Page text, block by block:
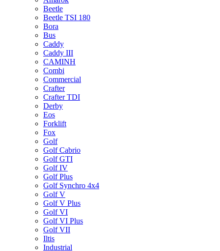
Beetle
Beetle TSI 180
Bora
Bus
Caddy
Caddy III
CAMINH
Combi
Commercial
Crafter
Crafter TDI
Derby
Eos
Forklift
Fox
Golf
Golf Cabrio
Golf GTI
Golf IV
Golf Plus
Golf Synchro 4x4
Golf V
Golf V Plus
Golf VI
Golf VI Plus
Golf VII
Iltis
Industrial